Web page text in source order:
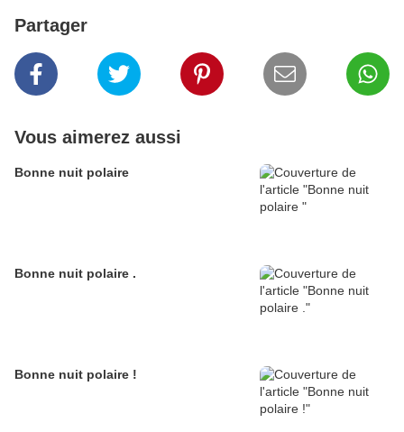
Partager
Vous aimerez aussi
Bonne nuit polaire
Bonne nuit polaire .
Bonne nuit polaire !